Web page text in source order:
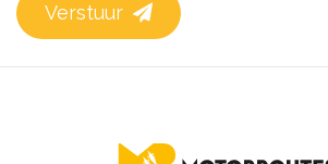
Verstuur